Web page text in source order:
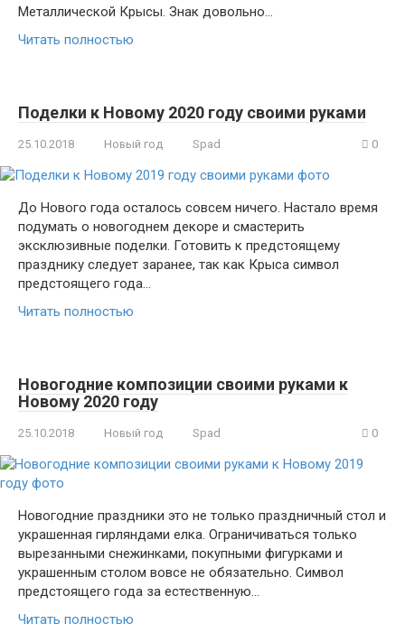
Металлической Крысы. Знак довольно…
Читать полностью
Поделки к Новому 2020 году своими руками
25.10.2018 Новый год Spad 0
До Нового года осталось совсем ничего. Настало время
подумать о новогоднем декоре и смастерить
эксклюзивные поделки. Готовить к предстоящему
празднику следует заранее, так как Крыса символ
предстоящего года…
Читать полностью
Новогодние композиции своими руками к
Новому 2020 году
25.10.2018 Новый год Spad 0
Новогодние праздники это не только праздничный стол и
украшенная гирляндами елка. Ограничиваться только
вырезанными снежинками, покупными фигурками и
украшенным столом вовсе не обязательно. Символ
предстоящего года за естественную…
Читать полностью